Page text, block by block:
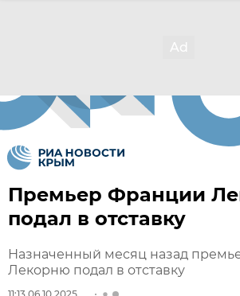
Премьер Франции
подал в отставку
Назначенный месяц назад
Лекорню подал в отставку